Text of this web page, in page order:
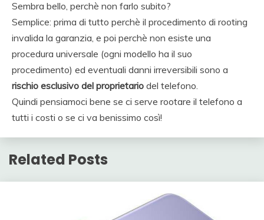
Sembra bello, perchè non farlo subito?
Semplice: prima di tutto perchè il procedimento di rooting
invalida la garanzia, e poi perchè non esiste una
procedura universale (ogni modello ha il suo
procedimento) ed eventuali danni irreversibili sono a
rischio esclusivo del proprietario del telefono.
Quindi pensiamoci bene se ci serve rootare il telefono a
tutti i costi o se ci va benissimo così!
Related Posts